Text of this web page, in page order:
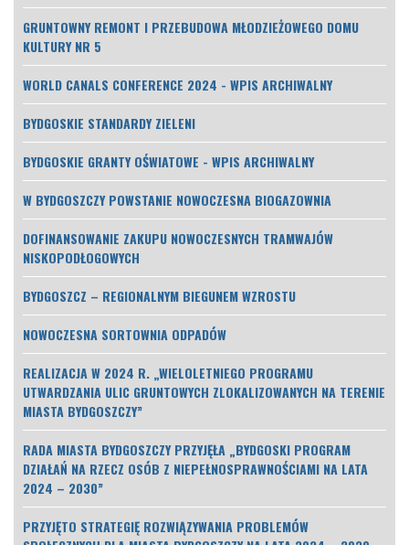
GRUNTOWNY REMONT I PRZEBUDOWA MŁODZIEŻOWEGO DOMU
KULTURY NR 5
WORLD CANALS CONFERENCE 2024 - WPIS ARCHIWALNY
BYDGOSKIE STANDARDY ZIELENI
BYDGOSKIE GRANTY OŚWIATOWE - WPIS ARCHIWALNY
W BYDGOSZCZY POWSTANIE NOWOCZESNA BIOGAZOWNIA
DOFINANSOWANIE ZAKUPU NOWOCZESNYCH TRAMWAJÓW
NISKOPODŁOGOWYCH
BYDGOSZCZ – REGIONALNYM BIEGUNEM WZROSTU
NOWOCZESNA SORTOWNIA ODPADÓW
REALIZACJA W 2024 R. „WIELOLETNIEGO PROGRAMU
UTWARDZANIA ULIC GRUNTOWYCH ZLOKALIZOWANYCH NA TERENIE
MIASTA BYDGOSZCZY”
RADA MIASTA BYDGOSZCZY PRZYJĘŁA „BYDGOSKI PROGRAM
DZIAŁAŃ NA RZECZ OSÓB Z NIEPEŁNOSPRAWNOŚCIAMI NA LATA
2024 – 2030”
PRZYJĘTO STRATEGIĘ ROZWIĄZYWANIA PROBLEMÓW